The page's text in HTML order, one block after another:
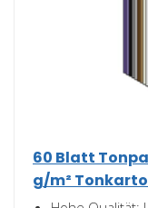
60 Blatt
g/m²